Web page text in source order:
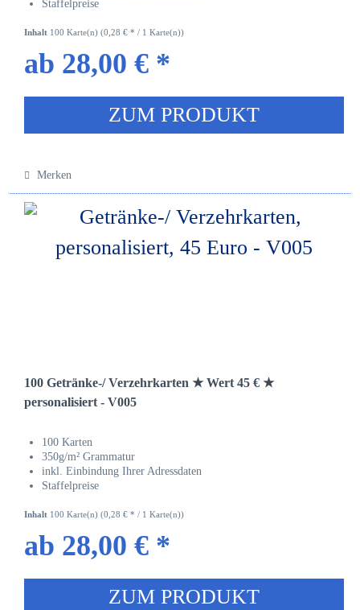
Staffelpreise
Inhalt 100 Karte(n) (0,28 € * / 1 Karte(n))
ab 28,00 € *
ZUM PRODUKT
Merken
100 Getränke-/ Verzehrkarten ★ Wert 45 € ★
personalisiert - V005
100 Karten
350g/m² Grammatur
inkl. Einbindung Ihrer Adressdaten
Staffelpreise
Inhalt 100 Karte(n) (0,28 € * / 1 Karte(n))
ab 28,00 € *
ZUM PRODUKT